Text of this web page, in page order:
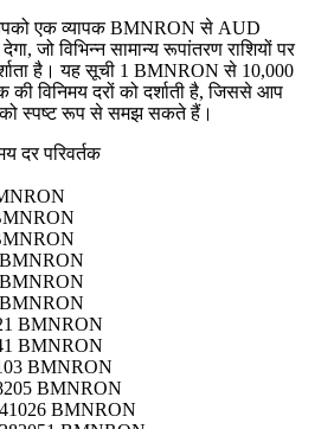
एक व्यापक BMNRON से AUD
जो विभिन्न सामान्य रूपांतरण राशियों पर
है। यह सूची 1 BMNRON से 10,000
विनिमय दरों को दर्शाती है, जिससे आप
स्पष्ट रूप से समझ सकते हैं।
दर परिवर्तक
BMNRON
BMNRON
BMNRON
BMNRON
BMNRON